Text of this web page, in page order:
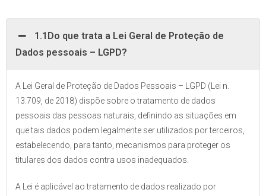
1.1Do que trata a Lei Geral de Proteção de
Dados pessoais – LGPD?
A Lei Geral de Proteção de Dados Pessoais – LGPD (Lei n.
13.709, de 2018) dispõe sobre o tratamento de dados
pessoais das pessoas naturais, definindo as situações em
que tais dados podem legalmente ser utilizados por terceiros,
estabelecendo, para tanto, mecanismos para proteger os
titulares dos dados contra usos inadequados.
A Lei é aplicável ao tratamento de dados realizado por